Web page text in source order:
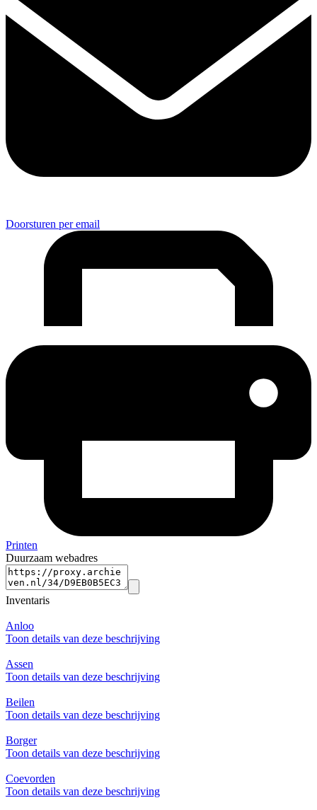
Doorsturen per email
Printen
Duurzaam webadres
Inventaris
Anloo
Toon details van deze beschrijving
Assen
Toon details van deze beschrijving
Beilen
Toon details van deze beschrijving
Borger
Toon details van deze beschrijving
Coevorden
Toon details van deze beschrijving